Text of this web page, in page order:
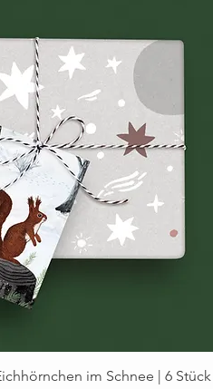
im Schnee | 6 Stück